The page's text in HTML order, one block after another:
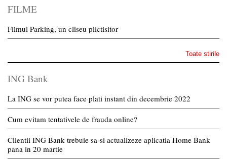
FILME
Filmul Parking, un cliseu plictisitor
Toate stirile
ING Bank
La ING se vor putea face plati instant din decembrie 2022
Cum evitam tentativele de frauda online?
Clientii ING Bank trebuie sa-si actualizeze aplicatia Home Bank
pana in 20 martie